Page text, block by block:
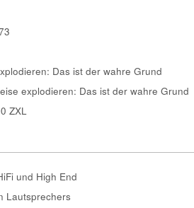
Das ist der wahre Grund
explodieren: Das ist der wahre Grund
ZXL
und High End
Lautsprechers